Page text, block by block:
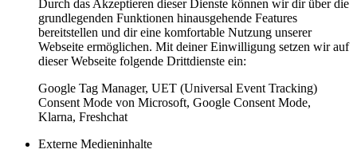
Durch das Akzeptieren dieser Dienste können wir dir über die
grundlegenden Funktionen hinausgehende Features
bereitstellen und dir eine komfortable Nutzung unserer
Webseite ermöglichen. Mit deiner Einwilligung setzen wir auf
dieser Webseite folgende Drittdienste ein:
Google Tag Manager, UET (Universal Event Tracking)
Consent Mode von Microsoft, Google Consent Mode,
Klarna, Freshchat
Externe Medieninhalte